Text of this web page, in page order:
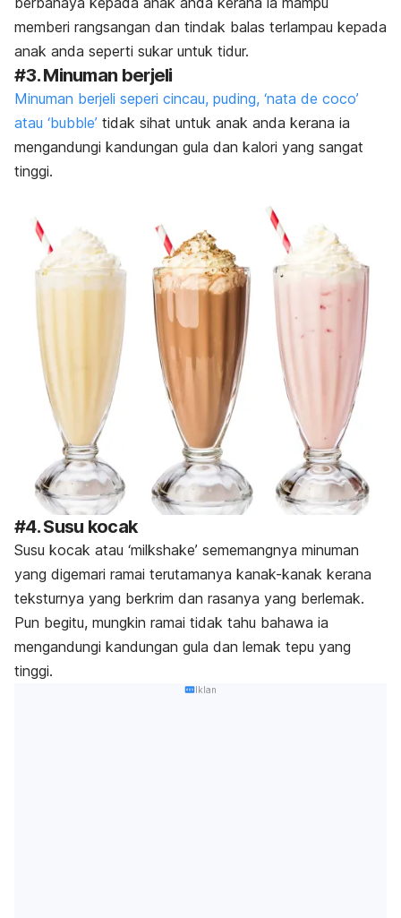
memberi rangsangan dan tindak balas terlampau kepada
anak anda seperti sukar untuk tidur.
#3. Minuman berjeli
Minuman berjeli seperi cincau, puding, ‘nata de coco’
atau ‘bubble’ tidak sihat untuk anak anda kerana ia
mengandungi kandungan gula dan kalori yang sangat
tinggi.
#4. Susu kocak
Susu kocak atau ‘milkshake’ sememangnya minuman
yang digemari ramai terutamanya kanak-kanak kerana
teksturnya yang berkrim dan rasanya yang berlemak.
Pun begitu, mungkin ramai tidak tahu bahawa ia
mengandungi kandungan gula dan lemak tepu yang
tinggi.
Iklan